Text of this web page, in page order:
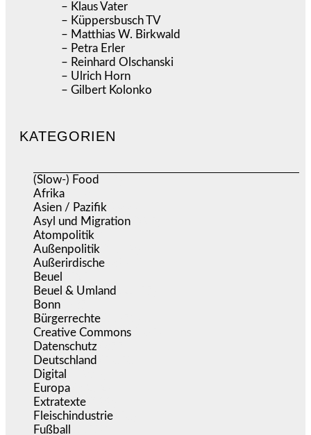
– Klaus Vater
– Küppersbusch TV
– Matthias W. Birkwald
– Petra Erler
– Reinhard Olschanski
– Ulrich Horn
– Gilbert Kolonko
KATEGORIEN
(Slow-) Food
Afrika
Asien / Pazifik
Asyl und Migration
Atompolitik
Außenpolitik
Außerirdische
Beuel
Beuel & Umland
Bonn
Bürgerrechte
Creative Commons
Datenschutz
Deutschland
Digital
Europa
Extratexte
Fleischindustrie
Fußball